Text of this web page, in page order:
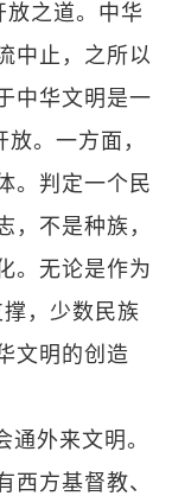
放之道。中华
中止，之所以
中华文明是一
。一方面，
。判定一个民
，不是种族，
。无论是作为
撑，少数民族
文明的创造
外来文明。
西方基督教、